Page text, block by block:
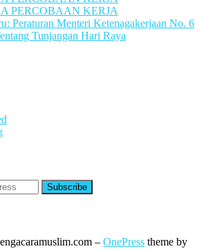
PERCOBAAN KERJA
Peraturan Menteri Ketenagakerjaan No. 6
Tunjangan Hari Raya
– OnePress theme by